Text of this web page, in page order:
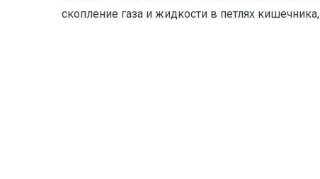
скопление газа и жидкости в петлях